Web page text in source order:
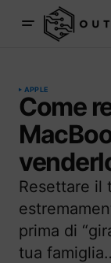
APPLE
Come
Resettare il
prima di
tua